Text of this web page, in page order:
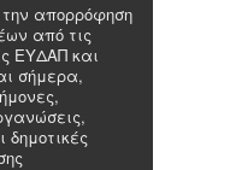
την απορρόφηση
από τις
ΕΥΔΑΠ και
σήμερα,
δημοτικές